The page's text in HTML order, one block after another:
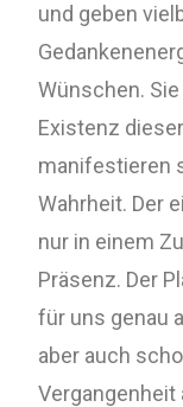
und geben
Wünschen.
Existenz
manifestieren
Wahrheit. Der
nur in einem
Präsenz. Der
für uns genau
aber auch
Vergangenheit